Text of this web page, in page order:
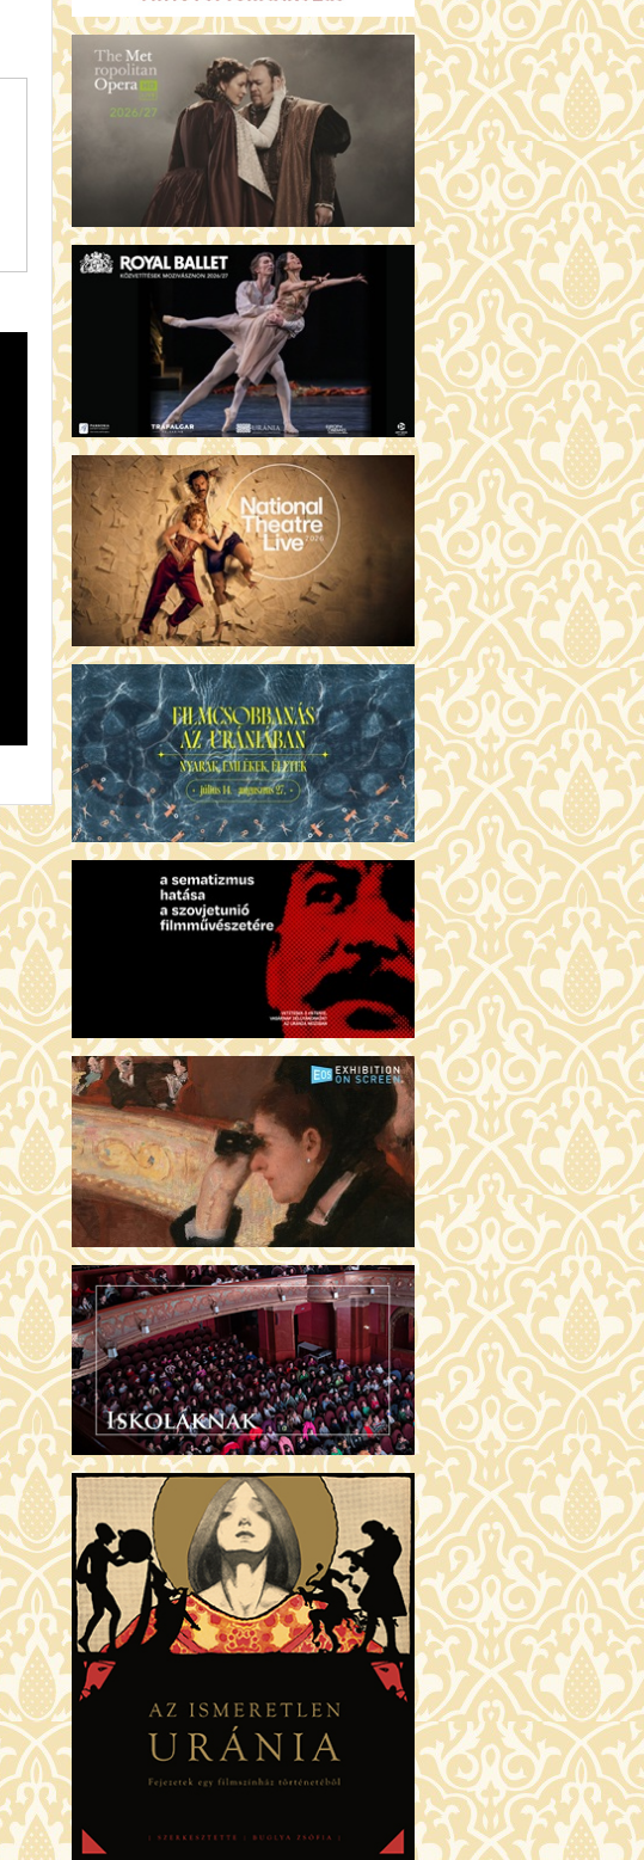
JEGYVÁSÁRLÁS
19:00 Fábri terem
AZ ÖRDÖG PRADÁT VISEL 2. (12)
19:00 Csortos terem
ÁDÁM ALMÁI (16)
JEGYVÁSÁRLÁS
19:00 Törőcsik Mari terem
HOGYAN TUDNÉK ÉLNI
NÉLKÜLED? (12)
JEGYVÁSÁRLÁS
19:00 Díszterem
ODÜSSZEIA (16)